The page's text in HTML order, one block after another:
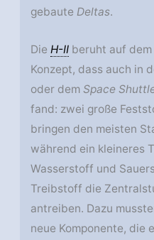
gebauteDeltas.
DieH-II beruht auf
Konzept, dass auch in
oder demSpace
fand: zwei große
bringen den meisten
während ein kleineres
Wasserstoff und
Treibstoff die
antreiben. Dazu
neue Komponente, die